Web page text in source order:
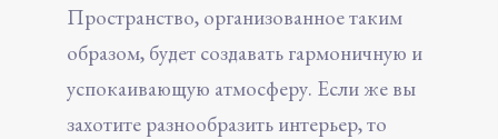
Пространство, организованное таким
образом, будет создавать гармоничную и
успокаивающую атмосферу. Если же вы
захотите разнообразить интерьер, то